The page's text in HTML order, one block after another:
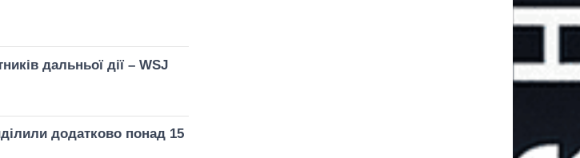
дальньої дії – WSJ
додатково понад 15